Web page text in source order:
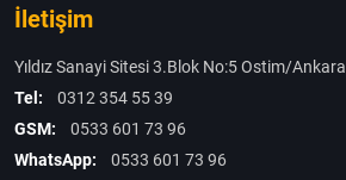
İletişim
Yıldız Sanayi Sitesi 3.Blok No:5 Ostim/Ankara
Tel:
0312 354 55 39
GSM:
0533 601 73 96
WhatsApp:
0533 601 73 96